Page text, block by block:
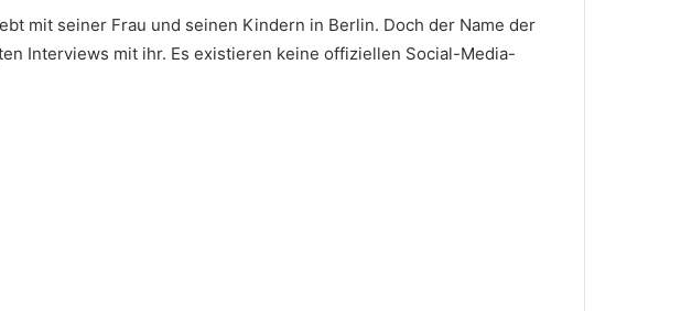
mit seiner Frau und seinen Kindern in Berlin. Doch der Name der
Interviews mit ihr. Es existieren keine offiziellen Social-Media-